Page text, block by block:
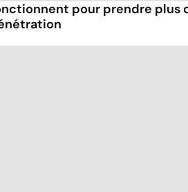
pour prendre plus